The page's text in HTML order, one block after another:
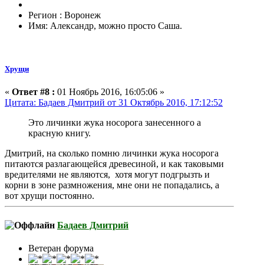
Регион : Воронеж
Имя: Александр, можно просто Саша.
Хрущи
« Ответ #8 : 01 Ноябрь 2016, 16:05:06 »
Цитата: Бадаев Дмитрий от 31 Октябрь 2016, 17:12:52
Это личинки жука носорога занесенного а
красную книгу.
Дмитрий, на сколько помню личинки жука носорога
питаются разлагающейся древесиной, и как таковыми
вредителями не являются, хотя могут подгрызть и
корни в зоне размножения, мне они не попадались, а
вот хрущи постоянно.
Бадаев Дмитрий
Ветеран форума